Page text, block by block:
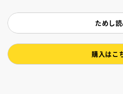
ためし
購入はこ